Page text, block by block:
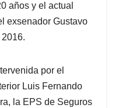
años y el actual
exsenador Gustavo
por el
Luis Fernando
la EPS de Seguros